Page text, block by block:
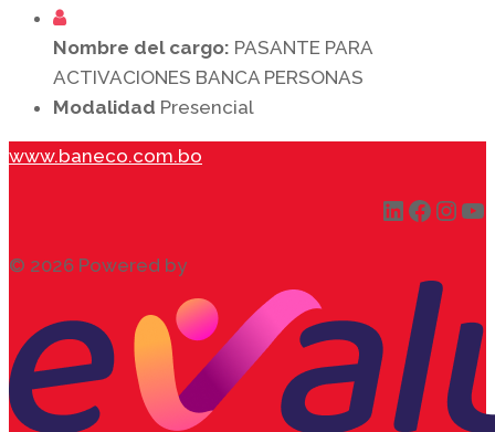
Nombre del cargo: PASANTE PARA
ACTIVACIONES BANCA PERSONAS
Modalidad Presencial
www.baneco.com.bo
LinkedIn
© 2026 Powered by